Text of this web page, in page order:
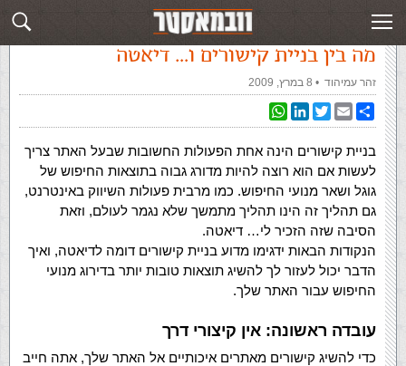
עמוד ראשי מה בין בניית קישורים ו… דיאטה
מה בין בניית קישורים ו… דיאטה
זהר עמיהוד ‏ • 8 במרץ, 2009
WhatsAppLinkedInTwitterEmailShare
בניית קישורים הינה אחת הפעולות החשובות שבעל האתר צריך
לעשות אם הוא רוצה להיות מדורג גבוה בתוצאות החיפוש של
גוגל ושאר מנועי החיפוש. כמו מרבית פעולות השיווק באינטרנט,
גם תהליך זה הינו תהליך מתמשך שלא נגמר לעולם, וזאת
הסיבה שזה הזכיר לי… דיאטה.
הנקודות הבאות ידגימו מדוע בניית קישורים דומה לדיאטה, ואיך
הדבר יכול לעזור לך להשיג תוצאות טובות יותר בדירוג מנועי
החיפוש עבור האתר שלך.
עובדה ראשונה: אין קיצורי דרך
כדי להשיג קישורים מאתרים איכותיים אל האתר שלך, אתה חייב